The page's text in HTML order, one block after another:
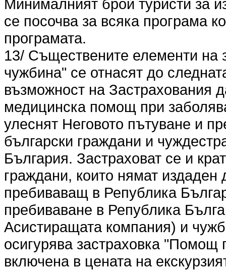
Минималният брой туристи за
се посочва за всяка програма
програмата.
13/ Съществените елементи на
чужбина" се отнасят до
възможност на Застрахования
медицинска помощ при
улеснят Неговото пътуване и
български граждани и
България. Застраховат се и
граждани, които нямат
пребиваващ в Република
пребиваване в Република
Асистиращата компания) и
осигурява застраховка "Помощ
включена в цената на